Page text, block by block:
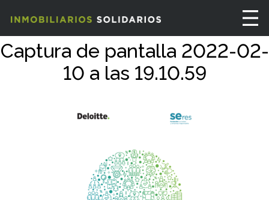
Captura de pantalla 2022-02-
10 a las 19.10.59